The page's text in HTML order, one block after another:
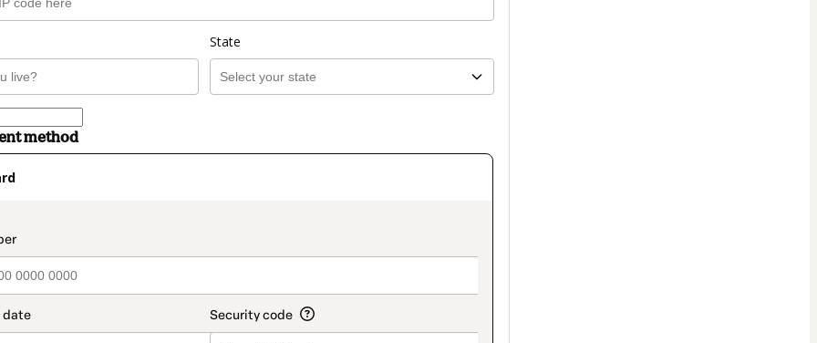
State
method